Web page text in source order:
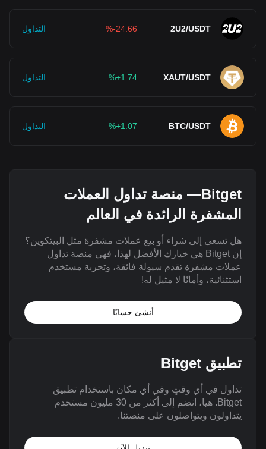
2U2/USDT
%-24.66 التداول
XAUT/USDT
%+1.74 التداول
BTC/USDT
%+1.07 التداول
Bitget— منصة تداول العملات
المشفرة الرائدة في العالم
هل تسعى إلى شراء أو بيع عملات مشفرة مثل البيتكوين؟
إن Bitget هي خيارك الأفضل لهذا، فهي منصة تداول
عملات مشفرة تقدم سيولة فائقة، وتجربة مستخدم
استثنائية، وأمانًا لا مثيل له!
أنشئ حسابًا
تطبيق Bitget
تداول في أي وقتٍ وفي أي مكان باستخدام تطبيق
Bitget. هيا، انضم إلى أكثر من 30 مليون مستخدم
يتداولون ويتواصلون على منصتنا.